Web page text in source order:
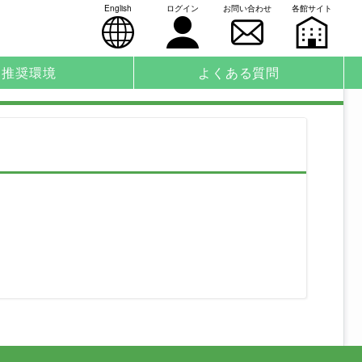
English ログイン お問い合わせ 各館サイト
推奨環境 よくある質問